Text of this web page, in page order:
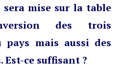
sera mise sur la table
des trois
pays mais aussi des
Est-ce suffisant ?